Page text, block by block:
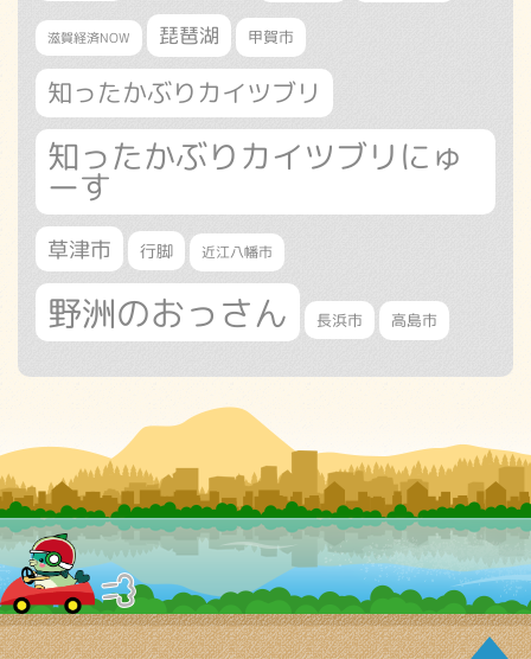
滋賀経済NOW 琵琶湖 甲賀市
知ったかぶりカイツブリ
知ったかぶりカイツブリにゅ
ーす
草津市 行脚 近江八幡市
野洲のおっさん 長浜市 高島市